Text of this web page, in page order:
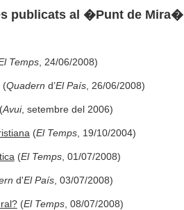
publicats al �Punt de Mira�
Temps, 24/06/2008)
(Quadern d’El País, 26/06/2008)
Avui, setembre del 2006)
(El Temps, 19/10/2004)
(El Temps, 01/07/2008)
d'El País, 03/07/2008)
(El Temps, 08/07/2008)